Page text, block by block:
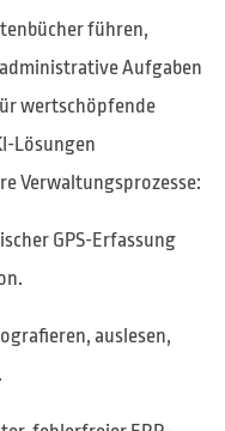
führen,
Aufgaben
wertschöpfende
Lösungen
Verwaltungsprozesse:
GPS-Erfassung
auslesen,